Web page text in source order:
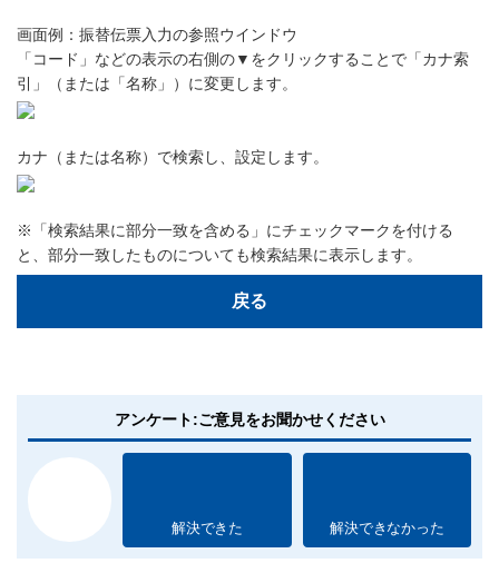
画面例：振替伝票入力の参照ウインドウ
「コード」などの表示の右側の▼をクリックすることで「カナ索
引」（または「名称」）に変更します。
カナ（または名称）で検索し、設定します。
※「検索結果に部分一致を含める」にチェックマークを付ける
と、部分一致したものについても検索結果に表示します。
戻る
アンケート:ご意見をお聞かせください
解決できた 解決できなかった